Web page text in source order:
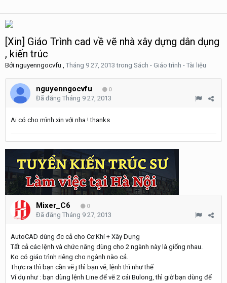
[Xin] Giáo Trình cad về vẽ nhà xây dựng dân dụng
, kiến trúc
Bởi nguyenngocvfu , Tháng 9 27, 2013trong Sách - Giáo trình - Tài liệu
nguyenngocvfu 0
Đã đăng Tháng 9 27, 2013
Ai có cho mình xin với nha ! thanks
Mixer_C6 0
Đã đăng Tháng 9 27, 2013
AutoCAD dùng đc cả cho Cơ Khí + Xây Dựng
Tất cả các lệnh và chức năng dùng cho 2 ngành này là giống nhau.
Ko có giáo trình riêng cho ngành nào cả.
Thực ra thì bạn cần vẽ j thì bạn vẽ, lệnh thì như thế
Ví dụ như : bạn dùng lệnh Line để vẽ 2 cái Bulong, thì giờ bạn dùng để